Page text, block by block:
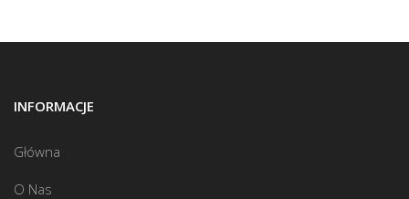
INFORMACJE
Główna
O Nas